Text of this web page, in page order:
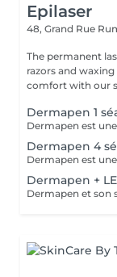
Epilaser
48, Grand Rue
The permanent laser
razors and
comfort with our
Dermapen 1
Dermapen 4
Dermapen +